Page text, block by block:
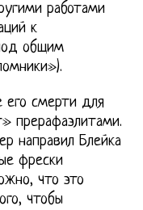
работами
к
общим
его смерти для
прерафаэлитами.
направил Блейка
фрески
что это
чтобы